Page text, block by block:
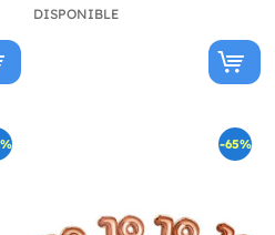
DISPONIBLE
-65%